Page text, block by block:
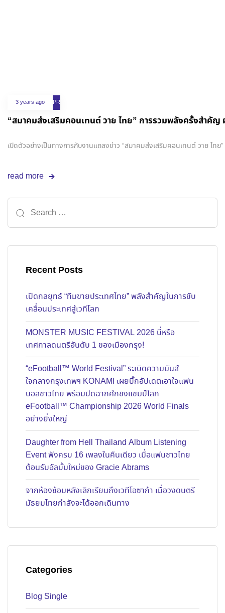
3 years ago PR
“สมาคมส่งเสริมคอนเทนต์ วาย ไทย” การรวมพลังครั้งสำคั
เปิดตัวอย่างเป็นทางการกับงานแถลงข่าว “สมาคมส่งเสริมคอนเทนต์ วาย
read more
Recent Posts
เปิดกลยุทธ์ “ทีมขายประเทศไทย” พลังสำคัญในการขับ
เคลื่อนประเทศสู่เวทีโลก
MONSTER MUSIC FESTIVAL 2026 นี่หรือ
เทศกาลดนตรีอันดับ 1 ของเมืองกรุง!
“eFootball™ World Festival” ระเบิดความมันส์
ใจกลางกรุงเทพฯ KONAMI เผยบิ๊กอัปเดตเอาใจแฟน
บอลชาวไทย พร้อมปิดฉากศึกชิงแชมป์โลก
eFootball™ Championship 2026 World Finals
อย่างยิ่งใหญ่
Daughter from Hell Thailand Album Listening
Event ฟังครบ 16 เพลงในคืนเดียว เมื่อแฟนชาวไทย
ต้อนรับอัลบั้มใหม่ของ Gracie Abrams
จากห้องซ้อมหลังเลิกเรียนถึงเวทีโอซาก้า เมื่อวงดนตรี
มัธยมไทยกำลังจะได้ออกเดินทาง
Categories
Blog Single